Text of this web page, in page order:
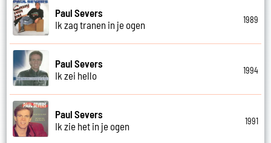
Paul Severs
Ik zag tranen in je ogen
1989
Paul Severs
Ik zei hello
1994
Paul Severs
Ik zie het in je ogen
1991